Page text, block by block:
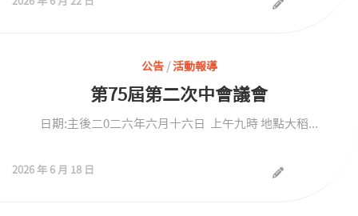
公告/活動報導
第75屆第二次中會議會
日期:主後二0二六年六月十六日 上午九時 地點大稻...
2026 年 6 月 18 日